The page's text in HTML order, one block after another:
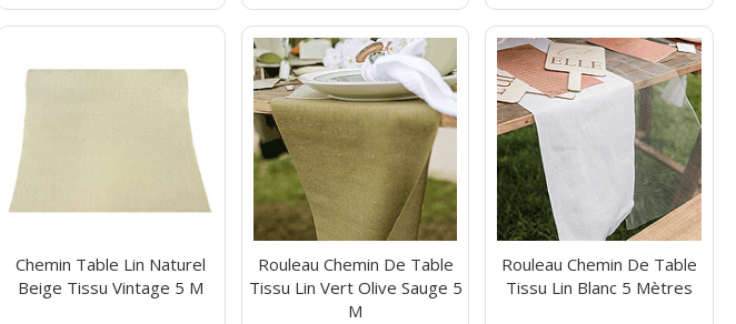
Chemin Table Lin Naturel
Beige Tissu Vintage 5 M
Rouleau Chemin De Table
Tissu Lin Vert Olive Sauge 5
M
Rouleau Chemin De Table
Tissu Lin Blanc 5 Mètres